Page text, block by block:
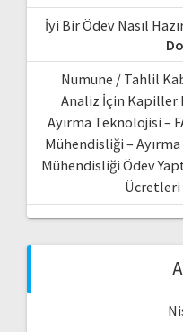
İyi Bir Ödev Nasıl
Numune / Tahlil
Analiz İçin Kapiller
Ayırma Teknolojisi –
Mühendisliği –
Mühendisliği Ödev
Ücretleri